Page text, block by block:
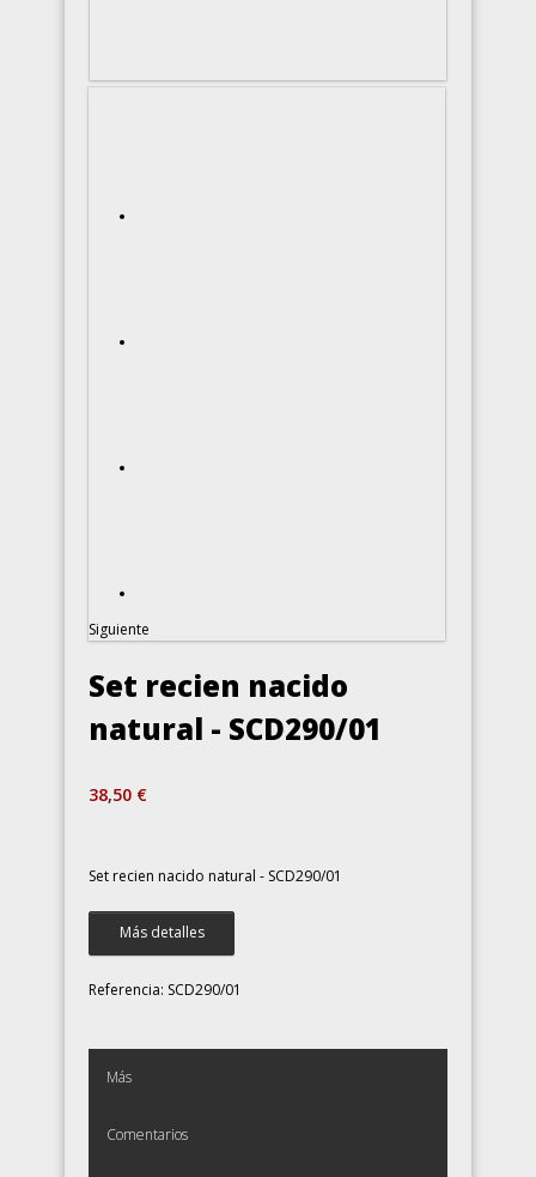
Siguiente
Set recien nacido
natural - SCD290/01
38,50 €
Set recien nacido natural - SCD290/01
Más detalles
Referencia: SCD290/01
Más
Comentarios